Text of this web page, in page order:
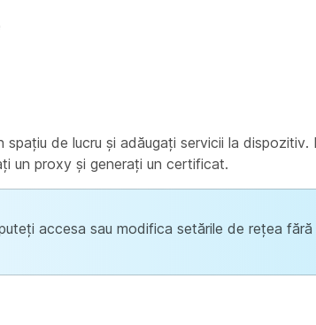
spațiu de lucru și adăugați servicii la
un proxy și generați un certificat.
accesa sau modifica setările de rețea